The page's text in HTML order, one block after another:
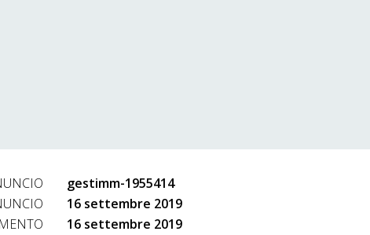
gestimm-1955414
16 settembre 2019
16 settembre 2019